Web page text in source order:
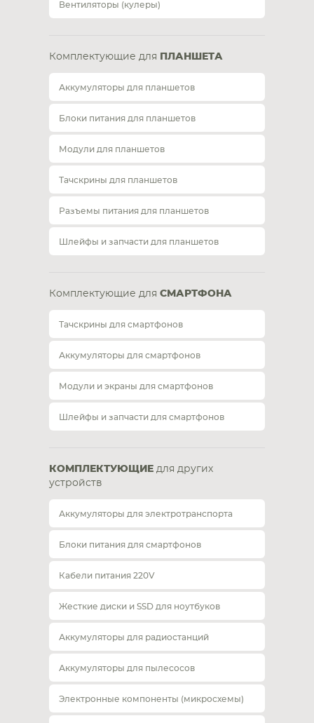
Вентиляторы (кулеры)
Комплектующие для ПЛАНШЕТА
Аккумуляторы для планшетов
Блоки питания для планшетов
Модули для планшетов
Тачскрины для планшетов
Разъемы питания для планшетов
Шлейфы и запчасти для планшетов
Комплектующие для СМАРТФОНА
Тачскрины для смартфонов
Аккумуляторы для смартфонов
Модули и экраны для смартфонов
Шлейфы и запчасти для смартфонов
КОМПЛЕКТУЮЩИЕ для других
устройств
Аккумуляторы для электротранспорта
Блоки питания для смартфонов
Кабели питания 220V
Жесткие диски и SSD для ноутбуков
Аккумуляторы для радиостанций
Аккумуляторы для пылесосов
Электронные компоненты (микросхемы)